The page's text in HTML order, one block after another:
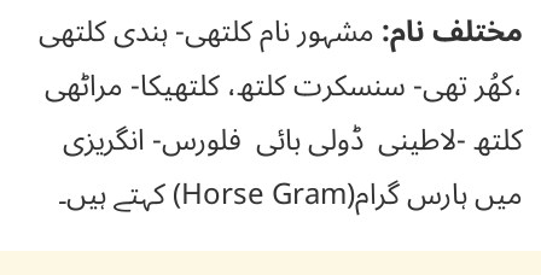
مختلف نام:مشہور نام کلتھی- ہندی کلتھی
،کھُر تھی- سنسکرت کلتھ، کلتھیکا- مراٹھی
کلتھ -لاطینی ڈولی بائی فلورس- انگریزی
میں ہارس گرام(Horse Gram) کہتے ہیں۔